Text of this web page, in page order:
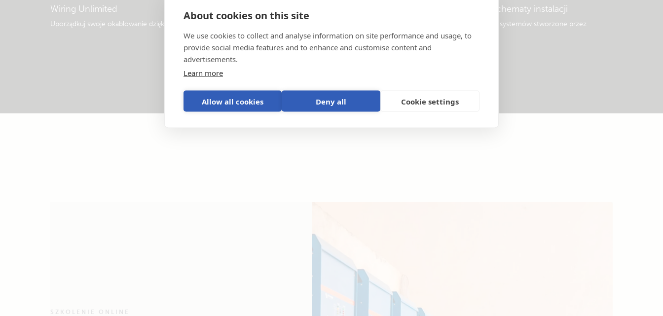
About cookies on this site
We use cookies to collect and analyse information on site performance and usage, to
provide social media features and to enhance and customise content and
advertisements.
Learn more
Allow all cookies Deny all Cookie settings
Wiring Unlimited
Uporządkuj swoje okablowanie dzięki temu e-bookowi
Przykładowe schematy instalacji
Popularne projekty systemów stworzone przez
profesjonalistów.
SZKOLENIE ONLINE